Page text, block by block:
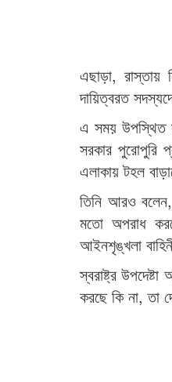
এছাড়া, রাস্তায়
দায়িত্বরত
এ সময় উপস্থিত
সরকার পুরোপুরি
এলাকায় টহল
তিনি আরও বলেন,
মতো অপরাধ
আইনশৃঙ্খলা
স্বরাষ্ট্র
করছে কি না, তা